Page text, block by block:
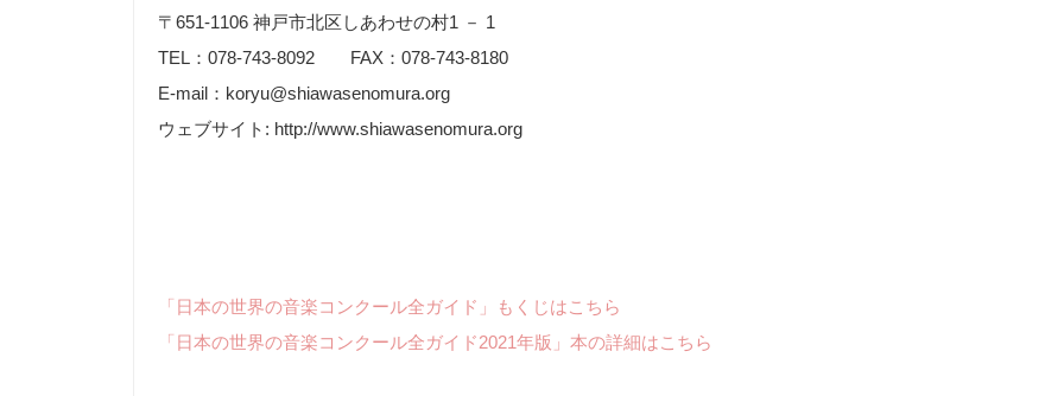
〒651-1106 神戸市北区しあわせの村1 － 1
TEL：078-743-8092 FAX：078-743-8180
E-mail：koryu@shiawasenomura.org
ウェブサイト: http://www.shiawasenomura.org
「日本の世界の音楽コンクール全ガイド」もくじはこちら
「日本の世界の音楽コンクール全ガイド2021年版」本の詳細はこちら